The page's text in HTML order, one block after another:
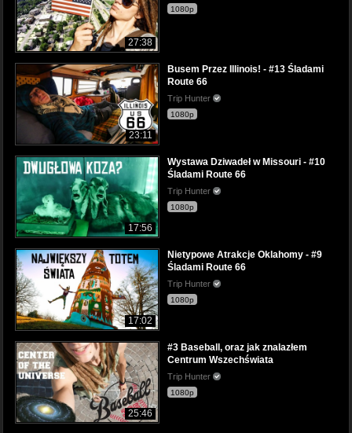
27:38
1080p
23:11
Busem Przez Illinois! - #13 Śladami
Route 66
Trip Hunter
1080p
17:56
Wystawa Dziwadeł w Missouri - #10
Śladami Route 66
Trip Hunter
1080p
17:02
Nietypowe Atrakcje Oklahomy - #9
Śladami Route 66
Trip Hunter
1080p
25:46
#3 Baseball, oraz jak znalazłem
Centrum Wszechświata
Trip Hunter
1080p